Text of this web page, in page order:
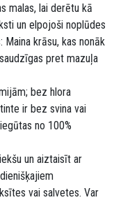
malas, lai derētu kā
un elpojoši noplūdes
krāsu, kas nonāk
pret mazuļa
bez hlora
ir bez svina vai
no 100%
un aiztaisīt ar
vai salvetes. Var